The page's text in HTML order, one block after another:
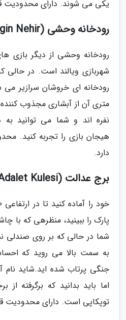
یکی می شوند. دارای محدودیت قد 140 سانتی متر
رودخانه وحشی (Çilgin Nehir)
رودخانه وحشی از دیگر بازی
شهربازی ویالند است. در حالی
نفره اند و شما می توانید به
دارد.
برج عدالت (Adalet Kulesi)
پارک را ببینید، منظرهی که با
شما در حالی که بر روی صندلی
به سمت بالا می روید که
جنگی پرتاب شده اید.شاید
اما باید بدانید که برگرفته
توپکاپی است. دارای محدودیت قد 130